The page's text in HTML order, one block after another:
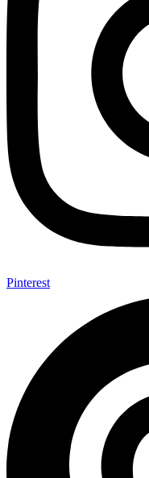
Pinterest